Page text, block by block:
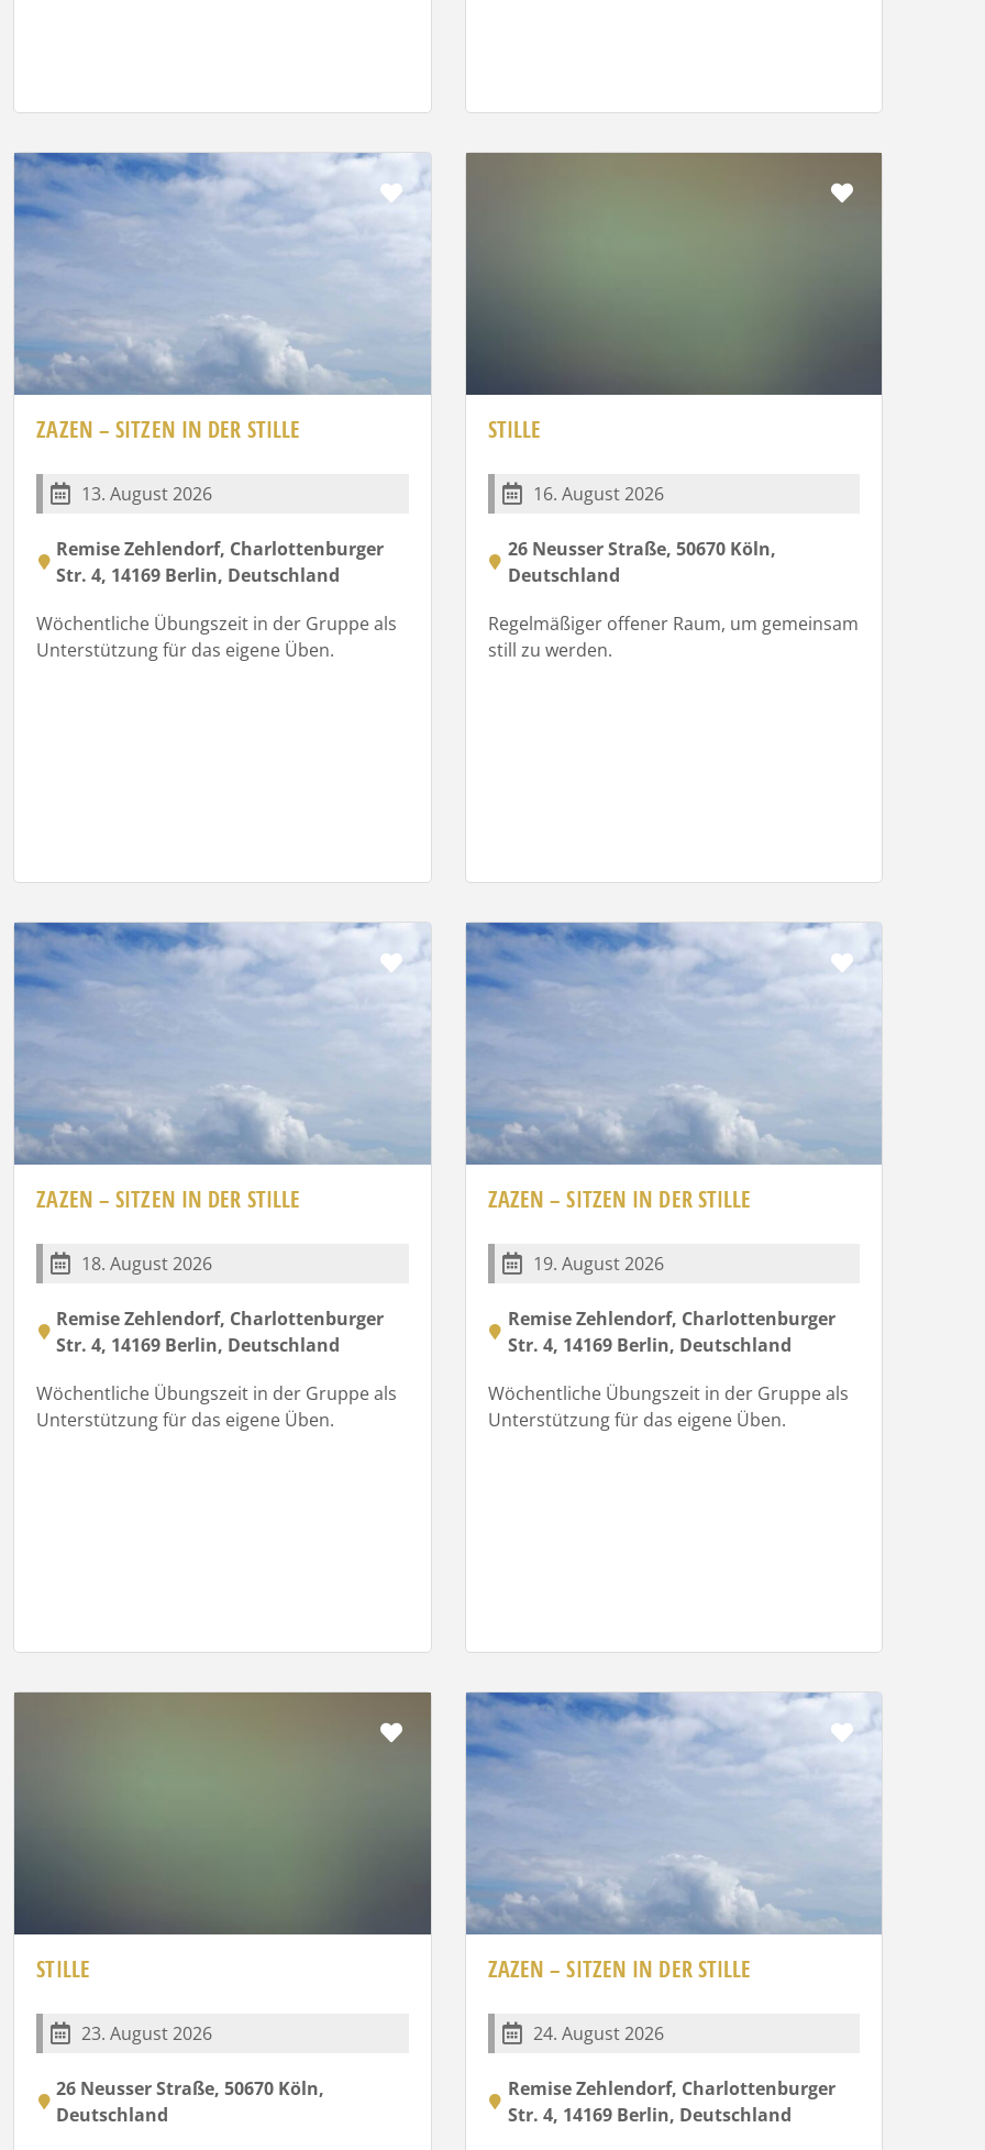
Favorit
ZAZEN – SITZEN IN DER STILLE
13. August 2026
Remise Zehlendorf, Charlottenburger
Str. 4, 14169 Berlin, Deutschland
Wöchentliche Übungszeit in der Gruppe als
Unterstützung für das eigene Üben.
STILLE
16. August 2026
26 Neusser Straße, 50670 Köln,
Deutschland
Regelmäßiger offener Raum, um gemeinsam
still zu werden.
Favorit
ZAZEN – SITZEN IN DER STILLE
18. August 2026
Remise Zehlendorf, Charlottenburger
Str. 4, 14169 Berlin, Deutschland
Wöchentliche Übungszeit in der Gruppe als
Unterstützung für das eigene Üben.
Favorit
ZAZEN – SITZEN IN DER STILLE
19. August 2026
Remise Zehlendorf, Charlottenburger
Str. 4, 14169 Berlin, Deutschland
Wöchentliche Übungszeit in der Gruppe als
Unterstützung für das eigene Üben.
Favorit
STILLE
23. August 2026
26 Neusser Straße, 50670 Köln,
Deutschland
Favorit
ZAZEN – SITZEN IN DER STILLE
24. August 2026
Remise Zehlendorf, Charlottenburger
Str. 4, 14169 Berlin, Deutschland